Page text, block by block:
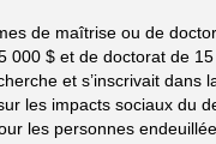
de maîtrise ou de
000 $ et de doctorat de
et s’inscrivait dans
les impacts sociaux du
les personnes